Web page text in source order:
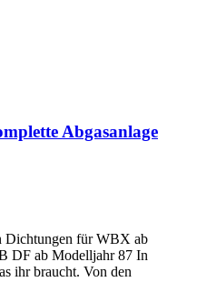
Abgasanlage
Dichtungen für WBX ab
DF ab Modelljahr 87 In
ihr braucht. Von den